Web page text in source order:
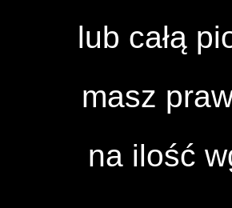
lub całą
masz
na ilość